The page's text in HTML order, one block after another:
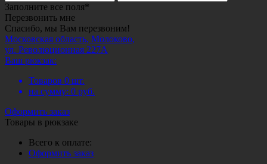
Заполните все поля*
Перезвонить мне
Спасибо, мы Вам перезвоним!
Московская область, Молоково,
ул. Революционная 227А
Ваш рюкзак:
Товаров 0 шт.
на сумму: 0 руб.
Оформить заказ
Товары в рюкзаке
Всего к оплате:
Оформить заказ